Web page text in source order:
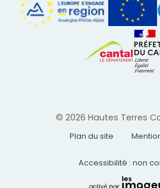
© 2026 Hautes Terres
Plan du site
Accessibilité : non